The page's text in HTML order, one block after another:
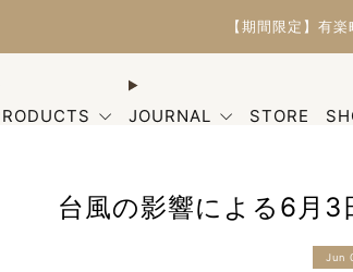
【期間限定】有
JOURNAL STORE
台風の影響による6月3
Jun